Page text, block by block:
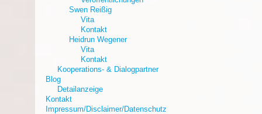
Swen Reißig
Vita
Kontakt
Heidrun Wegener
Vita
Kontakt
Kooperations- & Dialogpartner
Blog
Detailanzeige
Kontakt
Impressum/Disclaimer/Datenschutz